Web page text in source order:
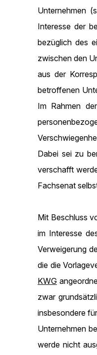
Unternehmen
Interesse der
bezüglich des
zwischen den
aus der
betroffenen
Im Rahmen
Dabei sei zu
verschafft
Fachsenat
Mit Beschluss
im Interesse
Verweigerung
die die
KWG
zwar
insbesondere
Unternehmen
werde nicht